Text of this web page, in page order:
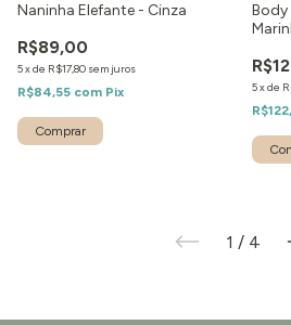
Naninha Elefante - Cinza
R$89,00
5xde R$17,80 sem juros
R$84,55 com Pix
Body
5xde
1 / 4